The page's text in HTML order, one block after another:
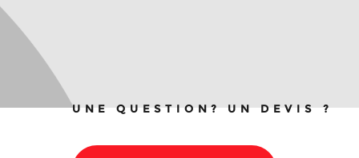
UNE QUESTION? UN DEVIS ?